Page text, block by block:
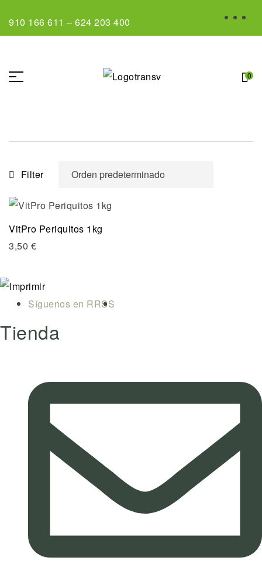
910 166 611 – 624 203 400
0
Filter
VitPro Periquitos 1kg
3,50 €
Síguenos en RRSS
Tienda